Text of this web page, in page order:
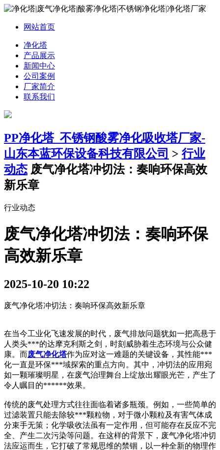
网站首页
净化塔
产品展示
新闻中心
公司案例
厂家简介
联系我们
PP净化塔_不锈钢酸雾净化吸收塔厂家-
山东本蓝环保设备科技有限公司 > 行业
动态 废气净化塔冲切法：奏响环保高效
新乐章
行业动态
废气净化塔冲切法：奏响环保
高效新乐章
2025-10-20 10:22
废气净化塔冲切法：奏响环保高效新乐章
在当今工业化飞速发展的时代，废气排放问题犹如一把高悬于
人类头***的达摩克利斯之剑，时刻威胁着生态环境与公众健
康。而废气净化塔作为应对这一难题的关键设备，其性能***
化一直是环保***域探索的重点方向。其中，冲切法的应用宛
如一颗璀璨明星，在废气治理舞台上绽放出耀眼光芒，产生了
令人瞩目的******效果。
传统的废气处理方式往往面临着诸多瓶颈。例如，一些简单的
过滤装置只能去除较***颗粒物，对于微小颗粒及有害气体成
分束手无策；化学吸收法虽有一定作用，但可能存在反应不完
全、产生二次污染等问题。在这样的背景下，废气净化塔冲切
法应运而生，它打破了常规思维的禁锢，以一种全新的物理作